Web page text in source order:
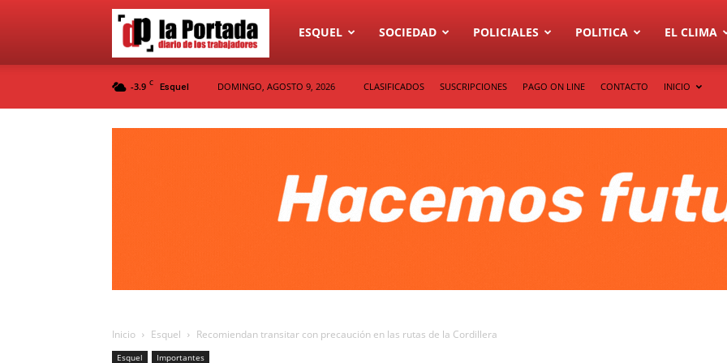
Diario
ESQUEL SOCIEDAD POLICIALES POLITICA EL CLIMA
-3.9 C Esquel DOMINGO, AGOSTO 9, 2026 CLASIFICADOS SUSCRIPCIONES PAGO ON LINE CONTACTO INICIO
Inicio Esquel Recomiendan transitar con precaución en las rutas de la Cordillera
Esquel Importantes